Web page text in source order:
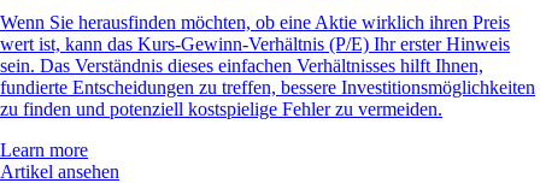
Wenn Sie herausfinden möchten, ob eine Aktie wirklich ihren Preis
wert ist, kann das Kurs-Gewinn-Verhältnis (P/E) Ihr erster Hinweis
sein. Das Verständnis dieses einfachen Verhältnisses hilft Ihnen,
fundierte Entscheidungen zu treffen, bessere Investitionsmöglichkeiten
zu finden und potenziell kostspielige Fehler zu vermeiden.
Learn more
Artikel ansehen